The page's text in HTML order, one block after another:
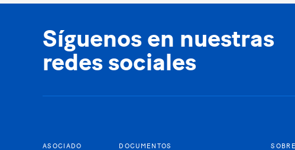
Síguenos en nuestras
redes sociales
ASOCIADO DOCUMENTOS